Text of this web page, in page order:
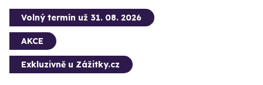
Volný termín už 31. 08. 2026
AKCE
Exkluzivně u Zážitky.cz